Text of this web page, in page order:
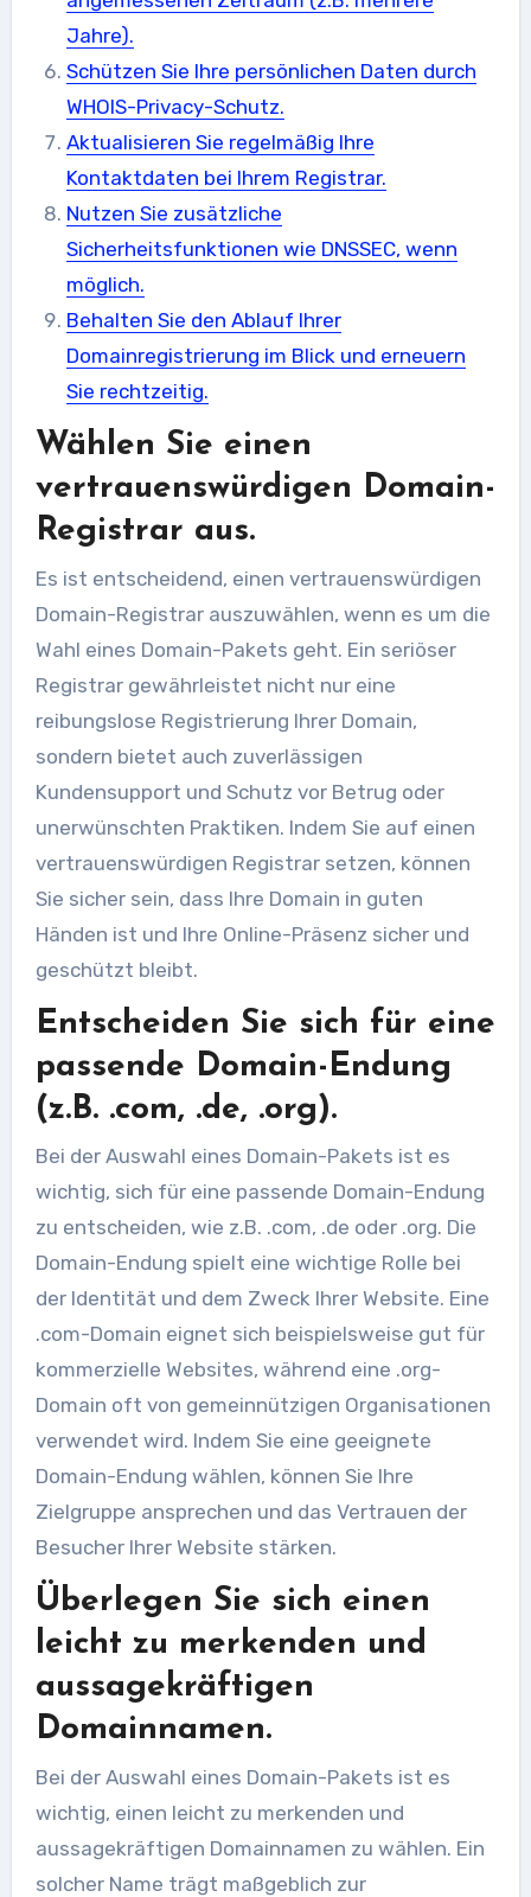
Jahre).
Schützen Sie Ihre persönlichen Daten durch
WHOIS-Privacy-Schutz.
Aktualisieren Sie regelmäßig Ihre
Kontaktdaten bei Ihrem Registrar.
Nutzen Sie zusätzliche
Sicherheitsfunktionen wie DNSSEC, wenn
möglich.
Behalten Sie den Ablauf Ihrer
Domainregistrierung im Blick und erneuern
Sie rechtzeitig.
Wählen Sie einen
vertrauenswürdigen Domain-
Registrar aus.
Es ist entscheidend, einen vertrauenswürdigen
Domain-Registrar auszuwählen, wenn es um die
Wahl eines Domain-Pakets geht. Ein seriöser
Registrar gewährleistet nicht nur eine
reibungslose Registrierung Ihrer Domain,
sondern bietet auch zuverlässigen
Kundensupport und Schutz vor Betrug oder
unerwünschten Praktiken. Indem Sie auf einen
vertrauenswürdigen Registrar setzen, können
Sie sicher sein, dass Ihre Domain in guten
Händen ist und Ihre Online-Präsenz sicher und
geschützt bleibt.
Entscheiden Sie sich für eine
passende Domain-Endung
(z.B. .com, .de, .org).
Bei der Auswahl eines Domain-Pakets ist es
wichtig, sich für eine passende Domain-Endung
zu entscheiden, wie z.B. .com, .de oder .org. Die
Domain-Endung spielt eine wichtige Rolle bei
der Identität und dem Zweck Ihrer Website. Eine
.com-Domain eignet sich beispielsweise gut für
kommerzielle Websites, während eine .org-
Domain oft von gemeinnützigen Organisationen
verwendet wird. Indem Sie eine geeignete
Domain-Endung wählen, können Sie Ihre
Zielgruppe ansprechen und das Vertrauen der
Besucher Ihrer Website stärken.
Überlegen Sie sich einen
leicht zu merkenden und
aussagekräftigen
Domainnamen.
Bei der Auswahl eines Domain-Pakets ist es
wichtig, einen leicht zu merkenden und
aussagekräftigen Domainnamen zu wählen. Ein
solcher Name trägt maßgeblich zur